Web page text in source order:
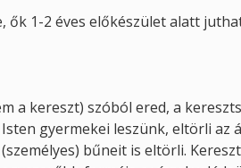
1-2 éves előkészület alatt
a kereszt) szóból ered, a
gyermekei leszünk, eltörli az
bűneit is eltörli.